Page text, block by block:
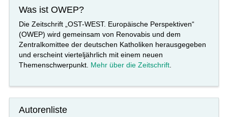
Was ist OWEP?
Die Zeitschrift „OST-WEST. Europäische Perspektiven“
(OWEP) wird gemeinsam von Renovabis und dem
Zentralkomittee der deutschen Katholiken herausgegeben
und erscheint vierteljährlich mit einem neuen
Themenschwerpunkt. Mehr über die Zeitschrift
Autorenliste